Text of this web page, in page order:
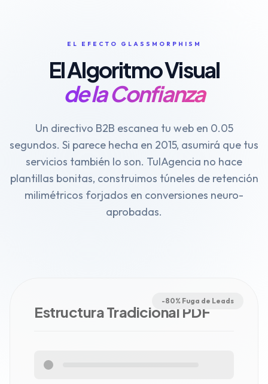
EL EFECTO GLASSMORPHISM
El Algoritmo Visual
de la Confianza
Un directivo B2B escanea tu web en 0.05
segundos. Si parece hecha en 2015, asumirá que tus
servicios también lo son. TuIAgencia no hace
plantillas bonitas, construimos túneles de retención
milimétricos forjados en conversiones neuro-
aprobadas.
-80% Fuga de Leads
Estructura Tradicional PDF